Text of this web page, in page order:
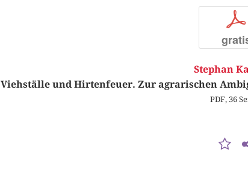
p
Stephan
Viehställe und Hirtenfeuer. Zur agrarischen
PDF, 36